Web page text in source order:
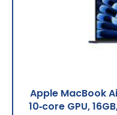
Apple MacBook
10‑core GPU,